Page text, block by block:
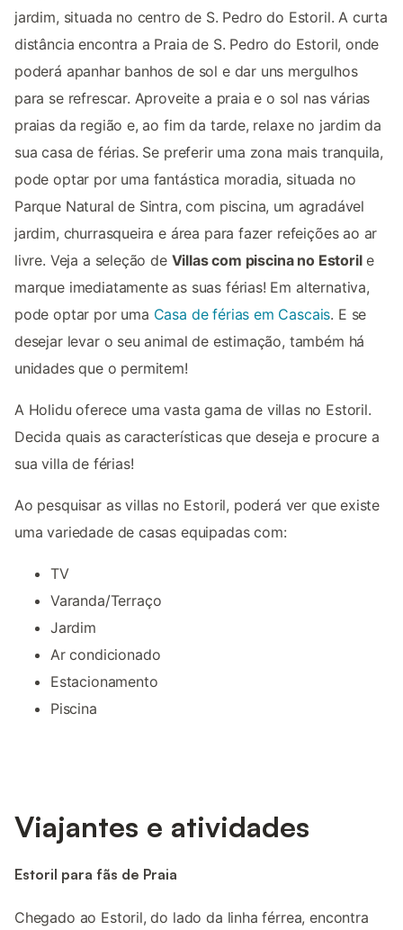
jardim, situada no centro de S. Pedro do Estoril. A curta
distância encontra a Praia de S. Pedro do Estoril, onde
poderá apanhar banhos de sol e dar uns mergulhos
para se refrescar. Aproveite a praia e o sol nas várias
praias da região e, ao fim da tarde, relaxe no jardim da
sua casa de férias. Se preferir uma zona mais tranquila,
pode optar por uma fantástica moradia, situada no
Parque Natural de Sintra, com piscina, um agradável
jardim, churrasqueira e área para fazer refeições ao ar
livre. Veja a seleção de Villas com piscina no Estorile
marque imediatamente as suas férias! Em alternativa,
pode optar por uma Casa de férias em Cascais. E se
desejar levar o seu animal de estimação, também há
unidades que o permitem!
A Holidu oferece uma vasta gama de villas no Estoril.
Decida quais as características que deseja e procure a
sua villa de férias!
Ao pesquisar as villas no Estoril, poderá ver que existe
uma variedade de casas equipadas com:
TV
Varanda/Terraço
Jardim
Ar condicionado
Estacionamento
Piscina
Viajantes e atividades
Estoril para fãs de Praia
Chegado ao Estoril, do lado da linha férrea, encontra